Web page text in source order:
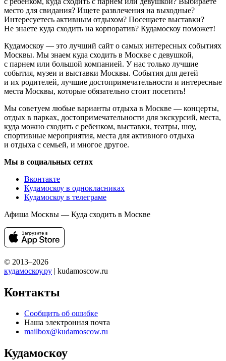
место для свидания? Ищете развлечения на выходные?
Интересуетесь активным отдыхом? Посещаете выставки?
Не знаете куда сходить на корпоратив? Кудамоскоу поможет!
Кудамоскоу — это лучший сайт о самых интересных событиях
Москвы. Мы знаем куда сходить в Москве с девушкой,
с парнем или большой компанией. У нас только лучшие
события, музеи и выставки Москвы. События для детей
и их родителей, лучшие достопримечательности и интересные
места Москвы, которые обязательно стоит посетить!
Мы советуем любые варианты отдыха в Москве — концерты,
отдых в парках, достопримечательности для экскурсий, места,
куда можно сходить с ребенком, выставки, театры, шоу,
спортивные мероприятия, места для активного отдыха
и отдыха с семьей, и многое другое.
Мы в социальных сетях
Вконтакте
Кудамоскоу в однокласниках
Кудамоскоу в телеграме
Афиша Москвы — Куда сходить в Москве
© 2013–2026
кудамоскоу.ру | kudamoscow.ru
Контакты
Сообщить об ошибке
Наша электронная почта
mailbox@kudamoscow.ru
Кудамоскоу